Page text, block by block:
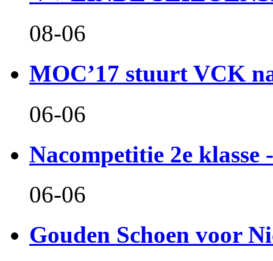
08-06
MOC’17 stuurt VCK
06-06
Nacompetitie 2e klasse
06-06
Gouden Schoen voor